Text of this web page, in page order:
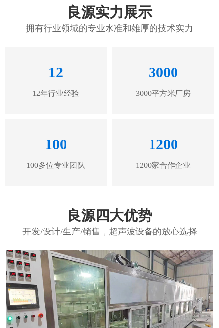
良源实力展示
拥有行业领域的专业水准和雄厚的技术实力
12
12年行业经验
3000
3000平方米厂房
100
100多位专业团队
1200
1200家合作企业
良源四大优势
开发/设计/生产/销售，超声波设备的放心选择